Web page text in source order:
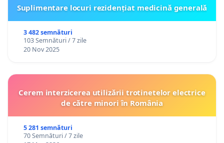
Suplimentare locuri rezidențiat medicină generală
3 482 semnături
103 Semnături / 7 zile
20 Nov 2025
Cerem interzicerea utilizării trotinetelor electrice
de către minori în România
5 281 semnături
70 Semnături / 7 zile